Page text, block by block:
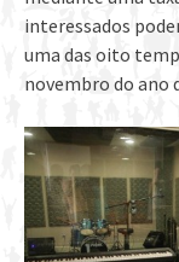
interessados
uma das oito
novembro do ano